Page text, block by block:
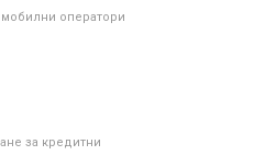
мобилни оператори
за кредитни